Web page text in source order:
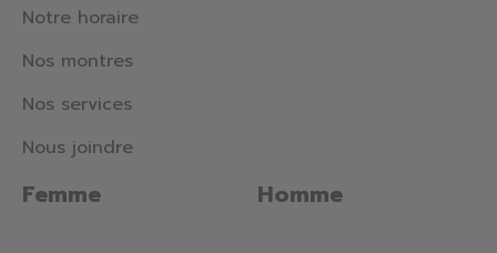
Femme Homme
Notre horaire
Nos montres
Nos services
Nous joindre